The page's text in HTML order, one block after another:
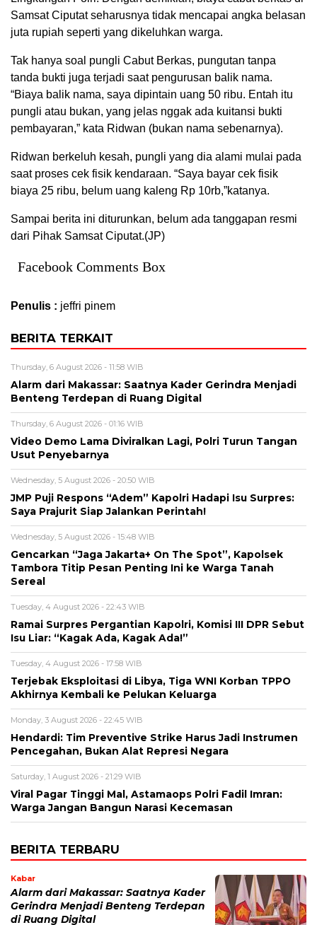
Samsat Ciputat seharusnya tidak mencapai angka belasan
juta rupiah seperti yang dikeluhkan warga.
Tak hanya soal pungli Cabut Berkas, pungutan tanpa
tanda bukti juga terjadi saat pengurusan balik nama.
“Biaya balik nama, saya dipintain uang 50 ribu. Entah itu
pungli atau bukan, yang jelas nggak ada kuitansi bukti
pembayaran,” kata Ridwan (bukan nama sebenarnya).
Ridwan berkeluh kesah, pungli yang dia alami mulai pada
saat proses cek fisik kendaraan. “Saya bayar cek fisik
biaya 25 ribu, belum uang kaleng Rp 10rb,”katanya.
Sampai berita ini diturunkan, belum ada tanggapan resmi
dari Pihak Samsat Ciputat.(JP)
Facebook Comments Box
Penulis : jeffri pinem
BERITA TERKAIT
Thursday, 6 August 2026 - 11:58 WIB
Alarm dari Makassar: Saatnya Kader Gerindra Menjadi
Benteng Terdepan di Ruang Digital
Thursday, 6 August 2026 - 01:16 WIB
Video Demo Lama Diviralkan Lagi, Polri Turun Tangan
Usut Penyebarnya
Wednesday, 5 August 2026 - 20:50 WIB
JMP Puji Respons “Adem” Kapolri Hadapi Isu Surpres:
Saya Prajurit Siap Jalankan Perintah!
Wednesday, 5 August 2026 - 15:48 WIB
Gencarkan “Jaga Jakarta+ On The Spot”, Kapolsek
Tambora Titip Pesan Penting Ini ke Warga Tanah
Sereal
Tuesday, 4 August 2026 - 22:43 WIB
Ramai Surpres Pergantian Kapolri, Komisi III DPR Sebut
Isu Liar: “Kagak Ada, Kagak Ada!”
Tuesday, 4 August 2026 - 17:58 WIB
Terjebak Eksploitasi di Libya, Tiga WNI Korban TPPO
Akhirnya Kembali ke Pelukan Keluarga
Monday, 3 August 2026 - 22:45 WIB
Hendardi: Tim Preventive Strike Harus Jadi Instrumen
Pencegahan, Bukan Alat Represi Negara
Saturday, 1 August 2026 - 21:29 WIB
Viral Pagar Tinggi Mal, Astamaops Polri Fadil Imran:
Warga Jangan Bangun Narasi Kecemasan
BERITA TERBARU
Kabar
Alarm dari Makassar: Saatnya Kader
Gerindra Menjadi Benteng Terdepan
di Ruang Digital